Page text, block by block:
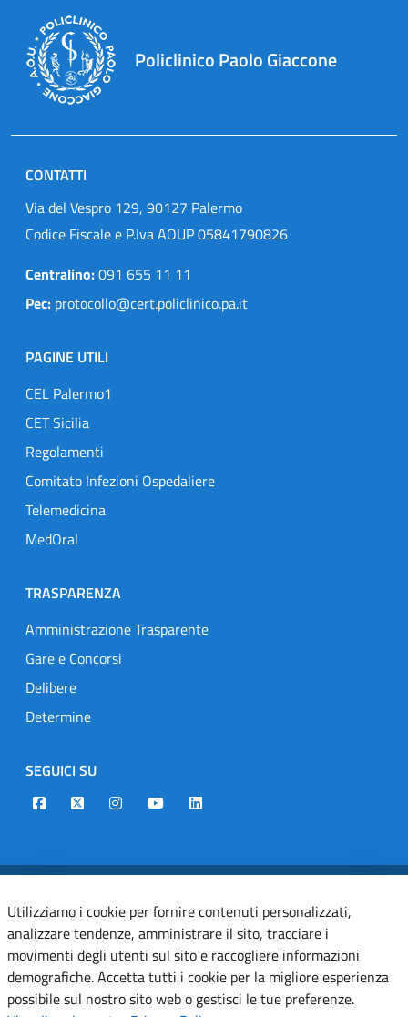
Policlinico Paolo Giaccone
CONTATTI
Via del Vespro 129, 90127 Palermo
Codice Fiscale e P.Iva AOUP 05841790826
Centralino:091 655 11 11
Pec: protocollo@cert.policlinico.pa.it
PAGINE UTILI
CEL Palermo1
CET Sicilia
Regolamenti
Comitato Infezioni Ospedaliere
Telemedicina
MedOral
TRASPARENZA
Amministrazione Trasparente
Gare e Concorsi
Delibere
Determine
SEGUICI SU
Designers Italia
TwitterInstagramYoutubeLinkedin
Informativa cookie
Informativa privacy
Note legali
Utilizziamo i cookie per fornire contenuti personalizzati,
analizzare tendenze, amministrare il sito, tracciare i
movimenti degli utenti sul sito e raccogliere informazioni
demografiche. Accetta tutti i cookie per la migliore esperienza
possibile sul nostro sito web o gestisci le tue preferenze.